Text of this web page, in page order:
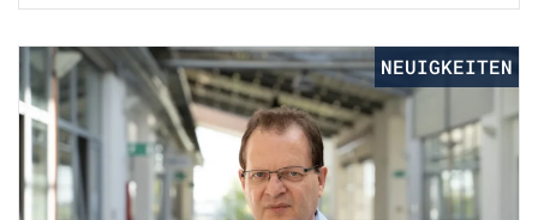
NEUIGKEITEN